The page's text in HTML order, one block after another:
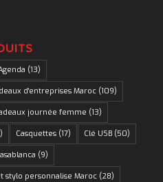
(13)
d'entreprises Maroc(109)
journée femme (13)
Casquettes(17) Clé USB(50)
(9)
stylo personnalise Maroc(28)